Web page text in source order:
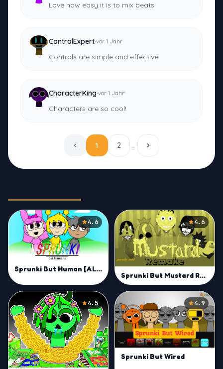
Love how easy it is to mix beats!
ControlExpert·vor 1 Jahr
Controls are simple and effective.
CharacterKing·vor 1 Jahr
Characters are so cool!
1 2 …
4.6
Sprunki But Human [ALL CHARACTERS]
4.6
Sprunki But Mustard Remake
4.5 4.9
Sprunki But Wired